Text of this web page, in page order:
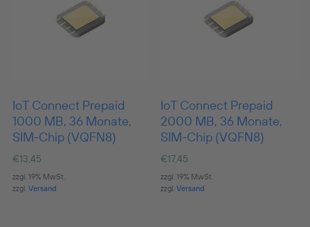
IoT Connect Prepaid
1000 MB, 36 Monate,
SIM-Chip (VQFN8)
€13,45
zzgl. 19% MwSt.
zzgl. Versand
IoT Connect Prepaid
2000 MB, 36 Monate,
SIM-Chip (VQFN8)
€17,45
zzgl. 19% MwSt.
zzgl.Versand